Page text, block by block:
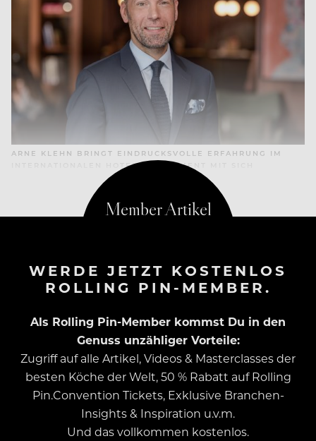
ARNE KLEHN BRINGT EINDRUCKSVOLLE ERFAHRUNG IM
INTERNATIONALEN HOTELMANAGEMENT MIT SICH
WERDE JETZT KOSTENLOS
ROLLING PIN-MEMBER.
Als Rolling Pin-Member kommst Du in den
Genuss unzähliger Vorteile:
Zugriff auf alle Artikel, Videos & Masterclasses der
besten Köche der Welt, 50 % Rabatt auf Rolling
Pin.Convention Tickets, Exklusive Branchen-
Insights & Inspiration u.v.m.
Und das vollkommen kostenlos.